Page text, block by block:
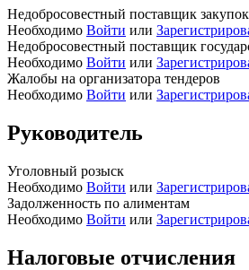
Недобросовестный поставщик
Необходимо Войти или
Недобросовестный поставщик
Необходимо Войти или
Жалобы на организатора тендеров
Необходимо Войти или
Руководитель
Уголовный розыск
Необходимо Войти или
Задолженность по алиментам
Необходимо Войти или
Налоговые отчисления